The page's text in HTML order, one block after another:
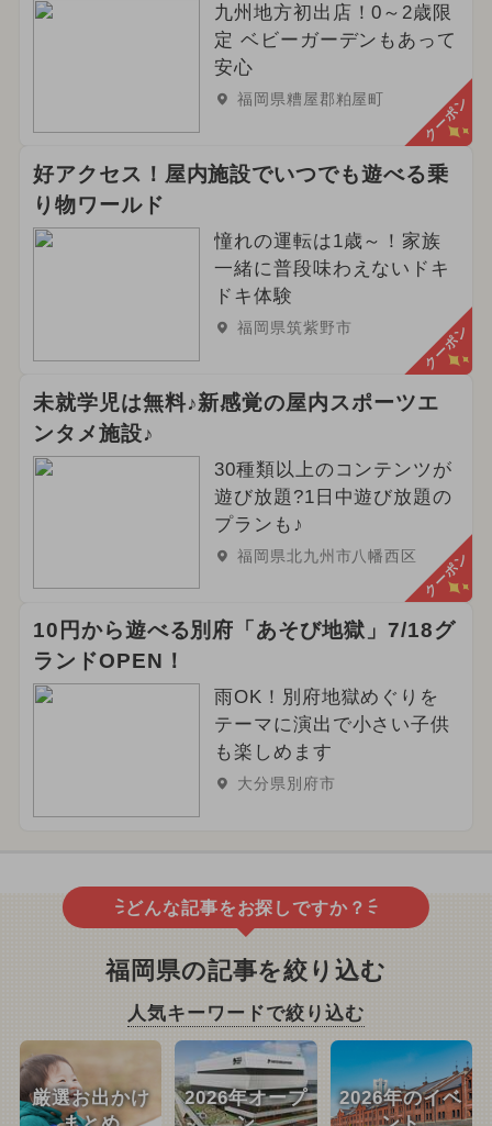
九州地方初出店！0～2歳限
定 ベビーガーデンもあって
安心
福岡県糟屋郡粕屋町 クーポン
好アクセス！屋内施設でいつでも遊べる乗
り物ワールド
憧れの運転は1歳～！家族
一緒に普段味わえないドキ
ドキ体験
福岡県筑紫野市 クーポン
未就学児は無料♪新感覚の屋内スポーツエ
ンタメ施設♪
30種類以上のコンテンツが
遊び放題?1日中遊び放題の
プランも♪
福岡県北九州市八幡西区 クーポン
10円から遊べる別府「あそび地獄」7/18グ
ランドOPEN！
雨OK！別府地獄めぐりを
テーマに演出で小さい子供
も楽しめます
大分県別府市
どんな記事をお探しですか？
福岡県の記事を絞り込む
人気キーワードで絞り込む
厳選お出かけ
2026年オープ
2026年のイベ